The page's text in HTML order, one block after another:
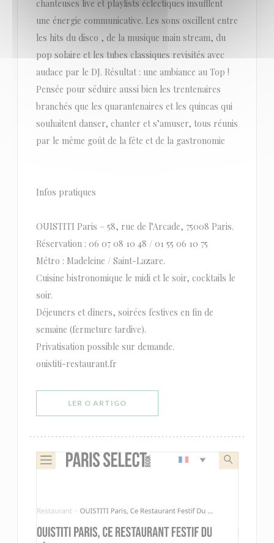
chanteuses live et playlists éclectiques insufflent
une énergie communicative. Les sons oscillent entre
les hits du disco , de la musique main stream, du
pop solaire et les tubes classiques revisités avec
audace par le DJ. Résultat : une ambiance au Top !
Pensée pour séduire aussi bien les trentenaires
branchés que les quarantenaires et les quincas qui
souhaitent danser, chanter et s’amuser, tous réunis
par le même goût de la fête et de la gastronomie
Infos pratiques
OUISTITI Paris – 58, rue de l’Arcade, 75008 Paris.
Réservation : 06 07 08 10 48 / 01 55 06 10 75
Métro : Madeleine / Saint-Lazare.
Cuisine bistronomique le midi et le soir, cocktails le
soir.
Déjeuners et dîners, soirées festives en fin de
semaine (fermeture tardive).
Privatisation possible sur demande.
ouistiti-restaurant.fr
LER O ARTIGO((ABRE NUMA NOVA JANELA))